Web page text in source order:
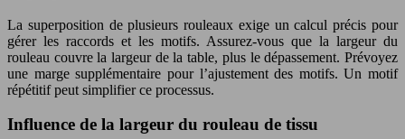
La superposition de plusieurs rouleaux exige un calcul précis pour
gérer les raccords et les motifs. Assurez-vous que la largeur du
rouleau couvre la largeur de la table, plus le dépassement. Prévoyez
une marge supplémentaire pour l’ajustement des motifs. Un motif
répétitif peut simplifier ce processus.
Influence de la largeur du rouleau de tissu